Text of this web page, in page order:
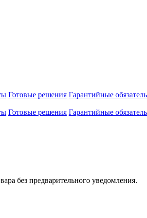
Готовые решения Гарантийные
Готовые решения Гарантийные
без предварительного уведомления.